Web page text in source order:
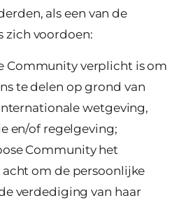
als een van de
zich voordoen:
Community verplicht is om
te delen op grond van
wetgeving,
en/of regelgeving;
Community het
om de persoonlijke
verdediging van haar